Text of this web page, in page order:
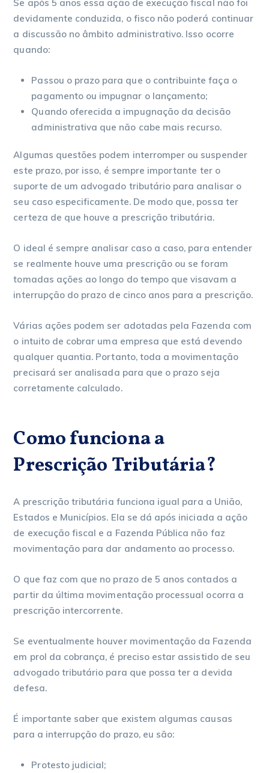
Se após 5 anos essa ação de execução fiscal não foi
devidamente conduzida, o fisco não poderá continuar
a discussão no âmbito administrativo. Isso ocorre
quando:
Passou o prazo para que o contribuinte faça o
pagamento ou impugnar o lançamento;
Quando oferecida a impugnação da decisão
administrativa que não cabe mais recurso.
Algumas questões podem interromper ou suspender
este prazo, por isso, é sempre importante ter o
suporte de um advogado tributário para analisar o
seu caso especificamente. De modo que, possa ter
certeza de que houve a prescrição tributária.
O ideal é sempre analisar caso a caso, para entender
se realmente houve uma prescrição ou se foram
tomadas ações ao longo do tempo que visavam a
interrupção do prazo de cinco anos para a prescrição.
Várias ações podem ser adotadas pela Fazenda com
o intuito de cobrar uma empresa que está devendo
qualquer quantia. Portanto, toda a movimentação
precisará ser analisada para que o prazo seja
corretamente calculado.
Como funciona a
Prescrição Tributária?
A prescrição tributária funciona igual para a União,
Estados e Municípios. Ela se dá após iniciada a ação
de execução fiscal e a Fazenda Pública não faz
movimentação para dar andamento ao processo.
O que faz com que no prazo de 5 anos contados a
partir da última movimentação processual ocorra a
prescrição intercorrente.
Se eventualmente houver movimentação da Fazenda
em prol da cobrança, é preciso estar assistido de seu
advogado tributário para que possa ter a devida
defesa.
É importante saber que existem algumas causas
para a interrupção do prazo, eu são:
Protesto judicial;